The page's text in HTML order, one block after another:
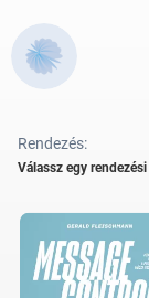
Rendezés:
Válassz egy